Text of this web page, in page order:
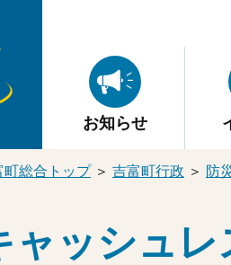
お知らせ
町総合トップ＞ 吉富町行政 ＞ 防
ャッシュ